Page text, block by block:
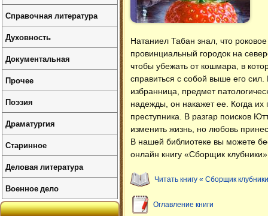
Натаниел Табан знал, что
провинциальный городок на
чтобы убежать от кошмара, в
справиться с собой выше его
избранница, предмет
надежды, он накажет ее. Когда
преступника. В разгар поисков
изменить жизнь, но любовь
В нашей библиотеке вы можете
онлайн книгу «Сборщик
Читать книгу « Сборщик
Оглавление книги
Справочная литература
Духовность
Документальная
Прочее
Поэзия
Драматургия
Старинное
Деловая литература
Военное дело